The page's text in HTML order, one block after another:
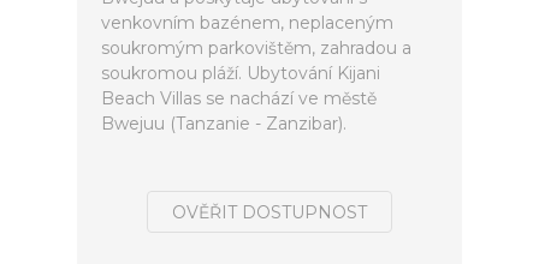
venkovním bazénem, neplaceným
soukromým parkovištěm, zahradou a
soukromou pláží. Ubytování Kijani
Beach Villas se nachází ve městě
Bwejuu (Tanzanie - Zanzibar).
OVĚŘIT DOSTUPNOST